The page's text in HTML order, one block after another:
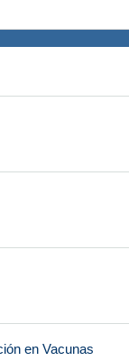
en Vacunas